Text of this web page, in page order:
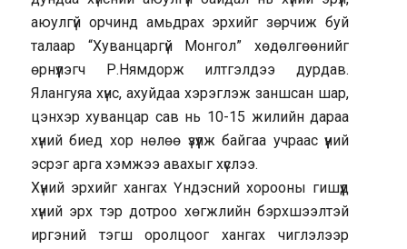
аюулгүй орчинд амьдрах эрхийг зөрчиж буй
талаар “Хуванцаргүй Монгол” хөдөлгөөнийг
өрнүүлэгч Р.Нямдорж илтгэлдээ дурдав.
Ялангуяа хүнс, ахуйдаа хэрэглэж заншсан шар,
цэнхэр хуванцар сав нь 10-15 жилийн дараа
хүний биед хор нөлөө үзүүлж байгаа учраас үүний
эсрэг арга хэмжээ авахыг хүслээ.
Хүний эрхийг хангах Үндэсний хорооны гишүүд
хүний эрх тэр дотроо хөгжлийн бэрхшээлтэй
иргэний тэгш оролцоог хангах чиглэлээр